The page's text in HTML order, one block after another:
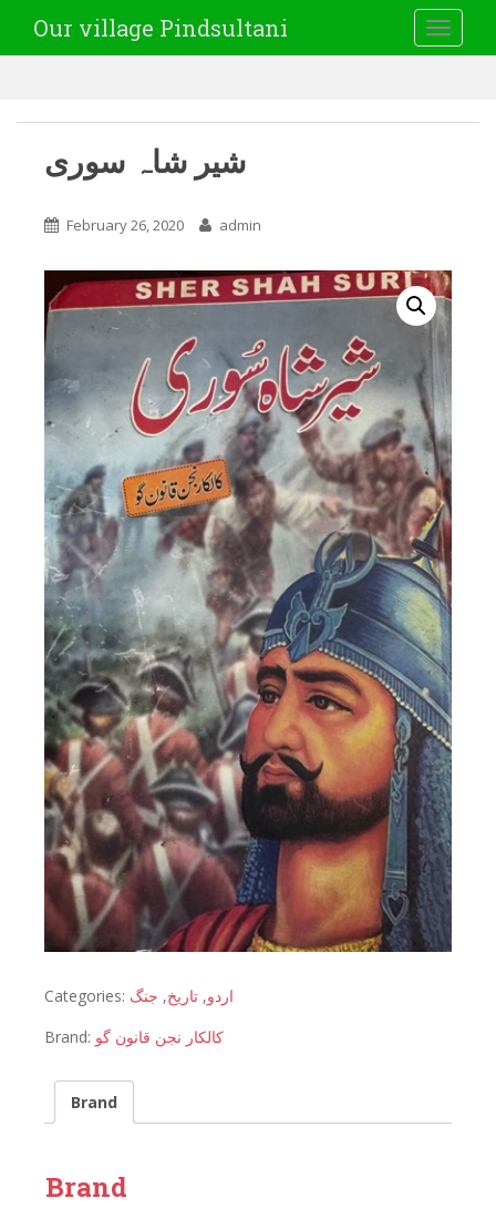
Our village Pindsultani
شیر شاہ سوری
February 26, 2020 admin
Categories: اردو, تاریخ, جنگ
Brand: کالکار نجن قانون گو
Brand
Brand